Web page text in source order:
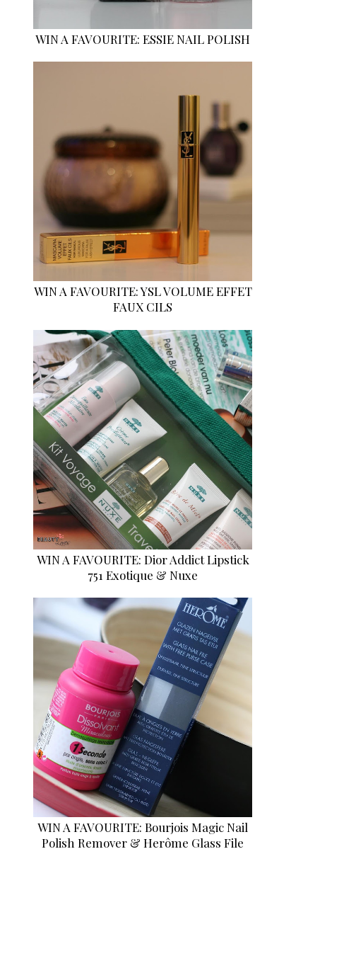
WIN A FAVOURITE: ESSIE NAIL POLISH
WIN A FAVOURITE: YSL VOLUME EFFET
FAUX CILS
WIN A FAVOURITE: Dior Addict Lipstick
751 Exotique & Nuxe
WIN A FAVOURITE: Bourjois Magic Nail
Polish Remover & Herôme Glass File